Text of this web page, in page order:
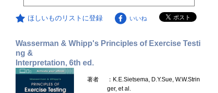
ほしいものリストに登録 いいね
Wasserman & Whipp's Principles of Exercise Testi
ng &
Interpretation, 6th ed.
著者
：K.E.Sietsema, D.Y.Sue, W.W.Strin
ger, et al.